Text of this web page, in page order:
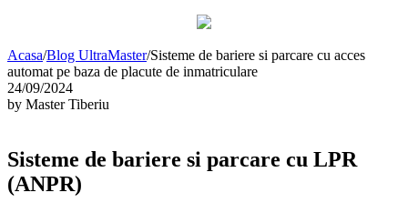
Acasa/Blog UltraMaster/Sisteme de bariere si parcare cu acces
automat pe baza de placute de inmatriculare
24/09/2024
by Master Tiberiu
Sisteme de bariere si parcare cu LPR
(ANPR)